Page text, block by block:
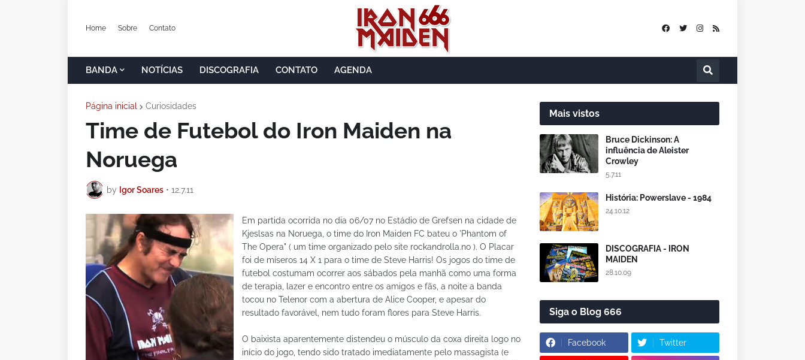
Home Sobre Contato
BANDA NOTÍCIAS DISCOGRAFIA CONTATO AGENDA
Página inicial Curiosidades
Time de Futebol do Iron Maiden na
Noruega
by Igor Soares • 12.7.11
Em partida ocorrida no dia 06/07 no Estádio de Grefsen na cidade de
Kjeslsas na Noruega, o time do Iron Maiden FC bateu o 'Phantom of
The Opera" ( um time organizado pelo site rockandrolla.no ). O Placar
foi de míseros 14 X 1 para o time de Steve Harris! Os jogos do time de
futebol costumam ocorrer aos sábados pela manhã como uma forma
de terapia, lazer e encontro entre os amigos e fãs, a noite a banda
tocou no Telenor com a abertura de Alice Cooper, e apesar do
resultado favorável, nem tudo foram flores para Steve Harris.
O baixista aparentemente distendeu o músculo da coxa direita logo no
início do jogo, tendo sido tratado imediatamente pelo massagista (e
Mais vistos
Bruce Dickinson: A
influência de Aleister
Crowley
5.7.11
História: Powerslave - 1984
24.10.12
DISCOGRAFIA - IRON
MAIDEN
28.10.09
Siga o Blog 666
Facebook Twitter